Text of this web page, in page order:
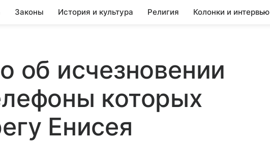
Законы История и культура Религия Колонки и интервью
об исчезновении
которых
Енисея